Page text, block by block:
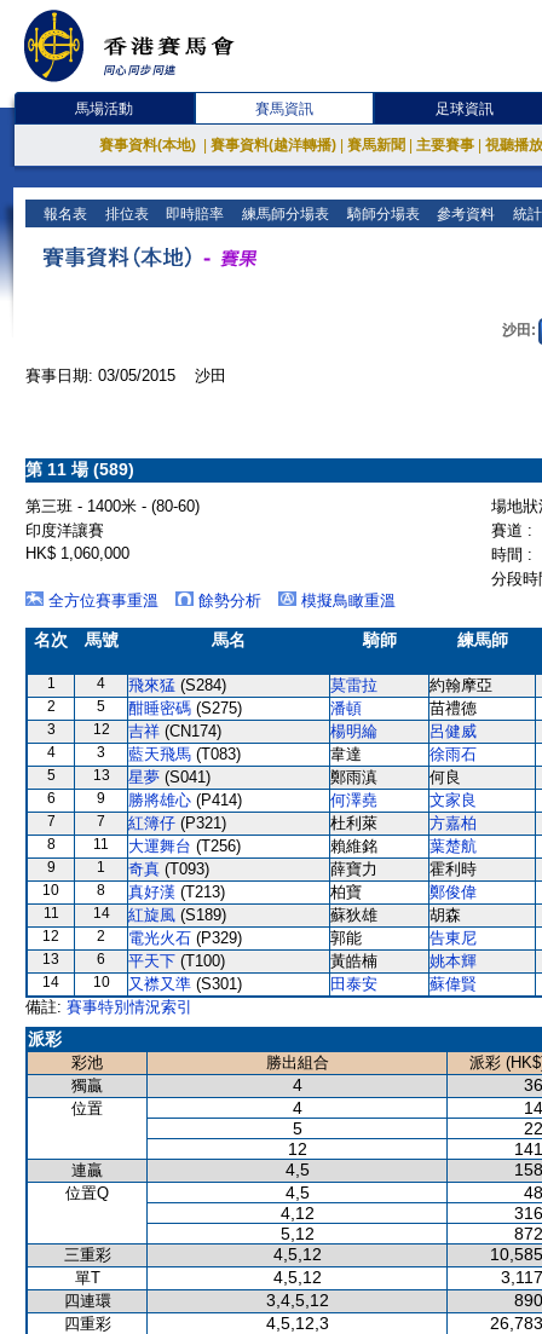
馬場活動 賽馬資訊 足球資訊
賽事資料(本地) 賽事資料(越洋轉播) 賽馬新聞 主要賽事 視聽播
報名表 排位表 即時賠率 練馬師分場表 騎師分場表 參考資料 統
沙田:
賽事日期: 03/05/2015 沙田
第 11 場 (589)
第三班 - 1400米 - (80-60)
場地
印度洋讓賽
賽道 :
HK$ 1,060,000
時間 :
分段
全方位賽事重溫
餘勢分析 模擬鳥瞰重溫
名次 馬號 馬名 騎師 練馬師
1 4 飛來猛 (S284) 莫雷拉 約翰摩亞
2 5 酣睡密碼 (S275) 潘頓 苗禮德
3 12 吉祥 (CN174) 楊明綸 呂健威
4 3 藍天飛馬 (T083) 韋達 徐雨石
5 13 星夢 (S041) 鄭雨滇 何良
6 9 勝將雄心 (P414) 何澤堯 文家良
7 7 紅簿仔 (P321) 杜利萊 方嘉柏
8 11 大運舞台 (T256) 賴維銘 葉楚航
9 1 奇真 (T093) 薛寶力 霍利時
10 8 真好漢 (T213) 柏寶 鄭俊偉
11 14 紅旋風 (S189) 蘇狄雄 胡森
12 2 電光火石 (P329) 郭能 告東尼
13 6 平天下 (T100) 黃皓楠 姚本輝
14 10 又襟又準 (S301) 田泰安
蘇偉賢
備註: 賽事特別情況索引
派彩
彩池 勝出組合
派彩
獨贏
4
位置 4
5
12
連贏 4,5
位置Q 4,5
4,12
5,12
三重彩 4,5,12
單T 4,5,12
四連環 3,4,5,12
四重彩 4,5,12,3